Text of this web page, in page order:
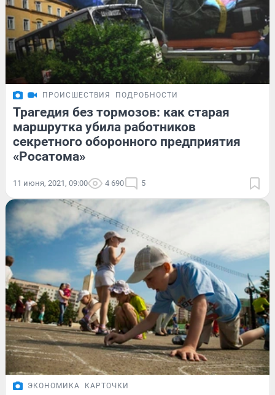
ПРОИСШЕСТВИЯ ПОДРОБНОСТИ
Трагедия без тормозов: как старая
маршрутка убила работников
секретного оборонного предприятия
«Росатома»
11 июня, 2021, 09:00 4 690 5
ЭКОНОМИКА КАРТОЧКИ